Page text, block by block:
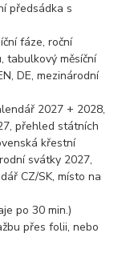
předsádka s
fáze, roční
tabulkový měsíční
DE, mezinárodní
2027 + 2028,
přehled státních
křestní
svátky 2027,
CZ/SK, místo na
po 30 min.)
přes folii, nebo